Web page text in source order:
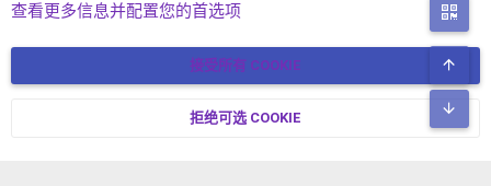
简体中文 联系我们
© COPYRIGHT 2017-2026 XENFORO中文社区 版权所有 冀ICP备
查看更多信息并配置您的首选项
接受所有 COOKIE
拒绝可选 COOKIE